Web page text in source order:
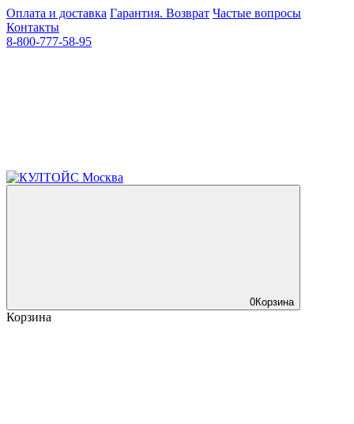
Оплата и доставка Гарантия. Возврат Частые вопросы
Контакты
8-800-777-58-95
0Корзина
Корзина